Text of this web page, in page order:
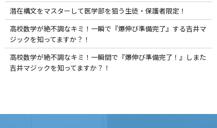
潜在構文をマスターして医学部を狙う生徒・保護者限定！
高校数学が絶不調なキミ！一瞬で『爆伸び準備完了』する吉井マ
ジックを知ってますか？！
高校数学が絶不調なキミ！一瞬間で『爆伸び準備完了！』しまた
吉井マジックを知ってますか？！